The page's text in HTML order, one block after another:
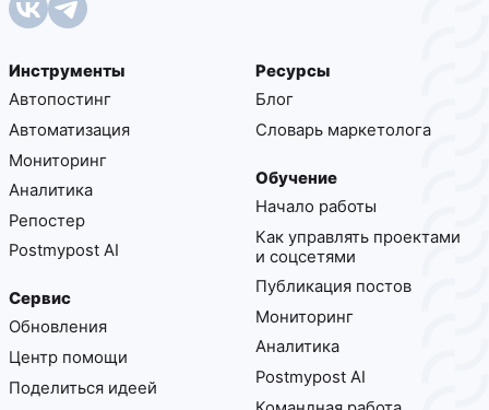
Инструменты
Автопостинг
Автоматизация
Мониторинг
Аналитика
Репостер
Postmypost AI
Сервис
Обновления
Центр помощи
Поделиться идеей
Ресурсы
Блог
Cловарь маркетолога
Обучение
Начало работы
Как управлять проектами
и соцсетями
Публикация постов
Мониторинг
Аналитика
Postmypost AI